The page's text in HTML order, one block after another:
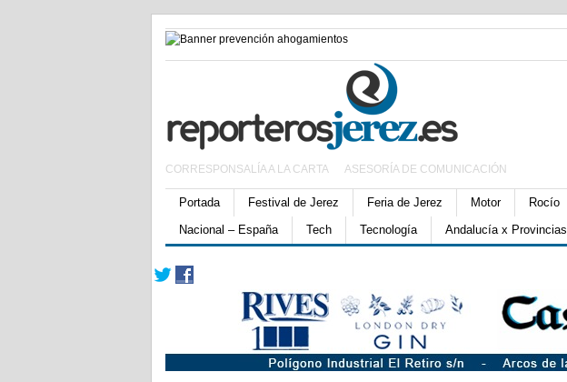
CORRESPONSALÍA A LA CARTA ASESORÍA DE COMUNICACIÓN
Portada Festival de Jerez Feria de Jerez Motor Rocío
Nacional – España
Tech Tecnología Andalucía x Provincias